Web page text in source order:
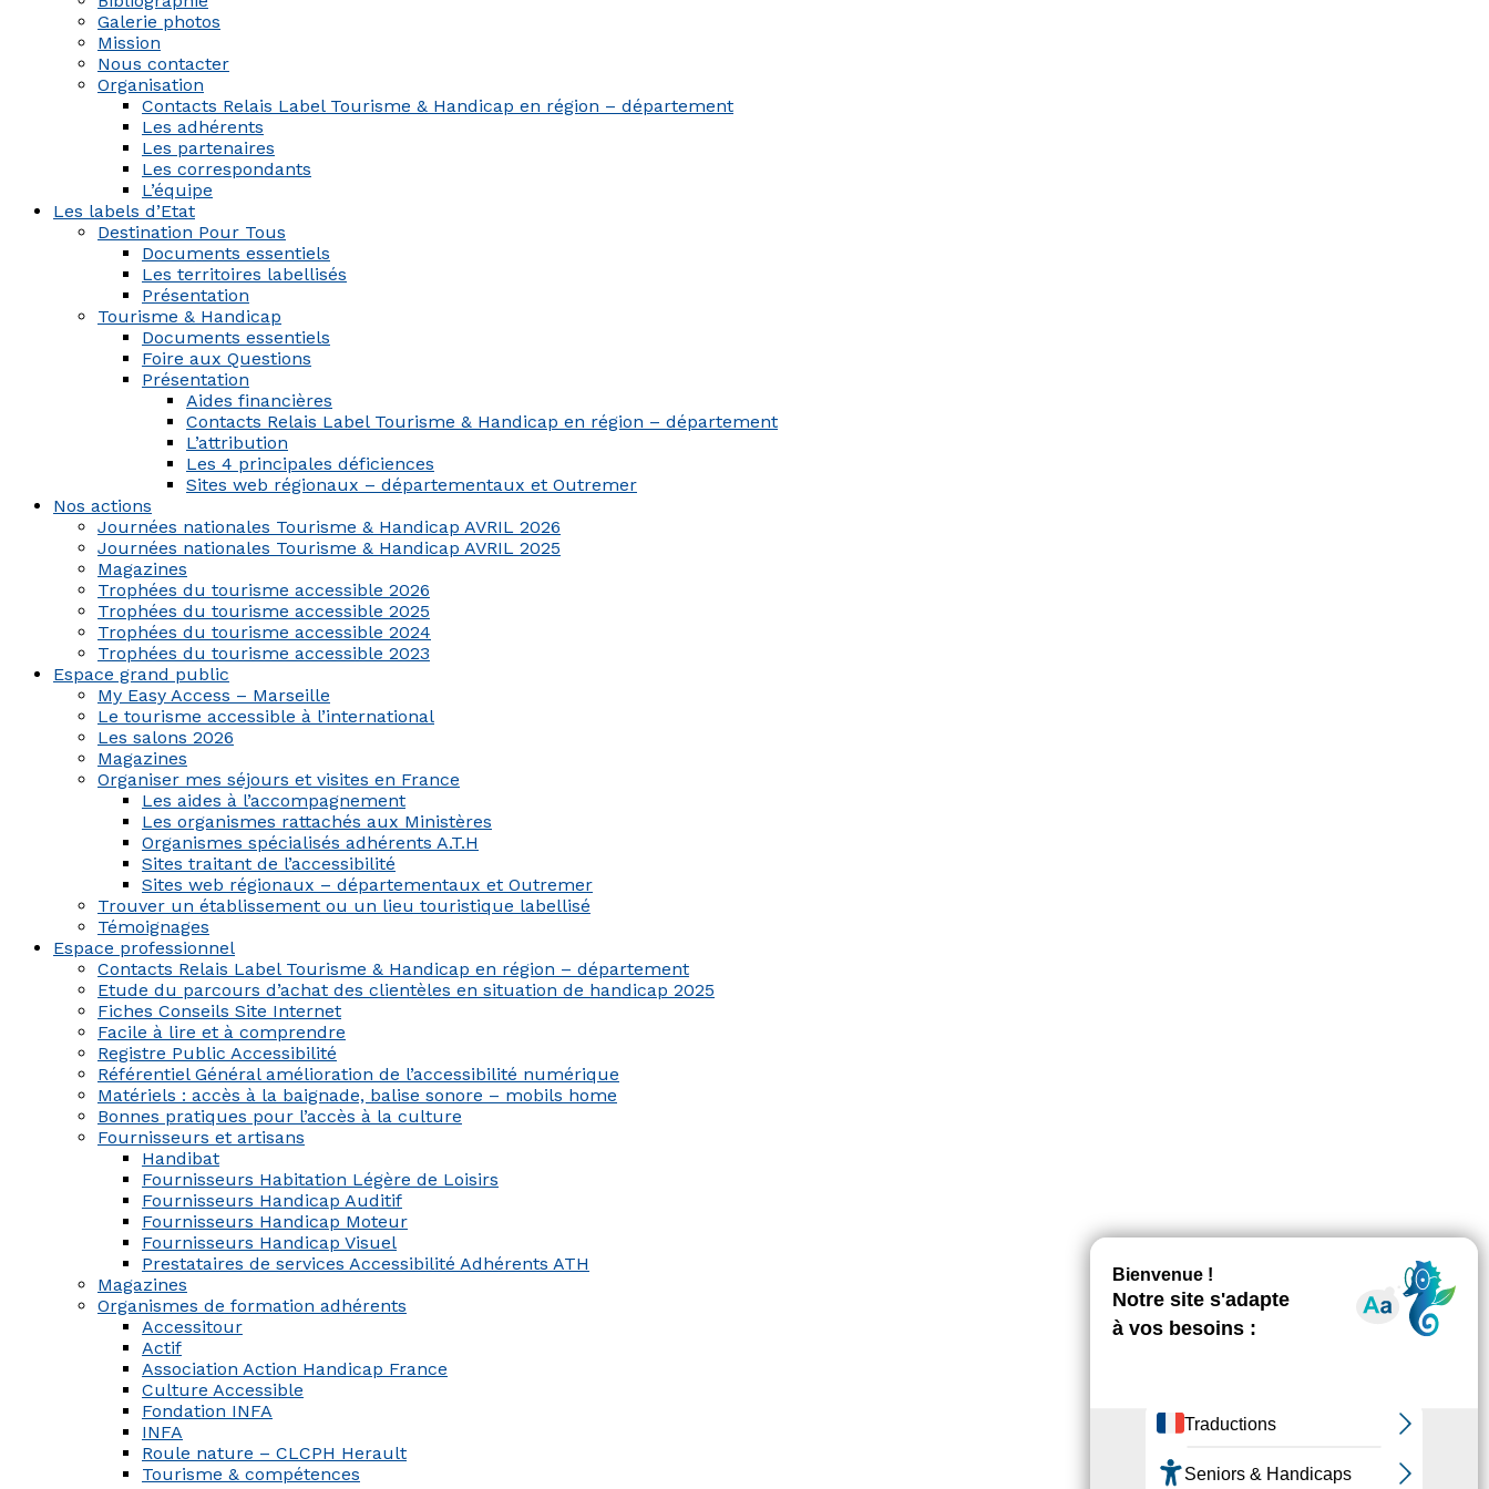
Galerie photos
Mission
Nous contacter
Organisation
Contacts Relais Label Tourisme & Handicap en région – département
Les adhérents
Les partenaires
Les correspondants
L’équipe
Les labels d’Etat
Destination Pour Tous
Documents essentiels
Les territoires labellisés
Présentation
Tourisme & Handicap
Documents essentiels
Foire aux Questions
Présentation
Aides financières
Contacts Relais Label Tourisme & Handicap en région – département
L’attribution
Les 4 principales déficiences
Sites web régionaux – départementaux et Outremer
Nos actions
Journées nationales Tourisme & Handicap AVRIL 2026
Journées nationales Tourisme & Handicap AVRIL 2025
Magazines
Trophées du tourisme accessible 2026
Trophées du tourisme accessible 2025
Trophées du tourisme accessible 2024
Trophées du tourisme accessible 2023
Espace grand public
My Easy Access – Marseille
Le tourisme accessible à l’international
Les salons 2026
Magazines
Organiser mes séjours et visites en France
Les aides à l’accompagnement
Les organismes rattachés aux Ministères
Organismes spécialisés adhérents A.T.H
Sites traitant de l’accessibilité
Sites web régionaux – départementaux et Outremer
Trouver un établissement ou un lieu touristique labellisé
Témoignages
Espace professionnel
Contacts Relais Label Tourisme & Handicap en région – département
Etude du parcours d’achat des clientèles en situation de handicap 2025
Fiches Conseils Site Internet
Facile à lire et à comprendre
Registre Public Accessibilité
Référentiel Général amélioration de l’accessibilité numérique
Matériels : accès à la baignade, balise sonore – mobils home
Bonnes pratiques pour l’accès à la culture
Fournisseurs et artisans
Handibat
Fournisseurs Habitation Légère de Loisirs
Fournisseurs Handicap Auditif
Fournisseurs Handicap Moteur
Fournisseurs Handicap Visuel
Prestataires de services Accessibilité Adhérents ATH
Magazines
Organismes de formation adhérents
Accessitour
Actif
Association Action Handicap France
Culture Accessible
Fondation INFA
INFA
Roule nature – CLCPH Herault
Tourisme & compétences